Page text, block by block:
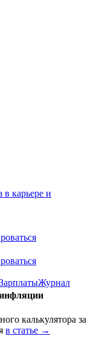
карьере и
Журнал
калькулятора за
в статье →